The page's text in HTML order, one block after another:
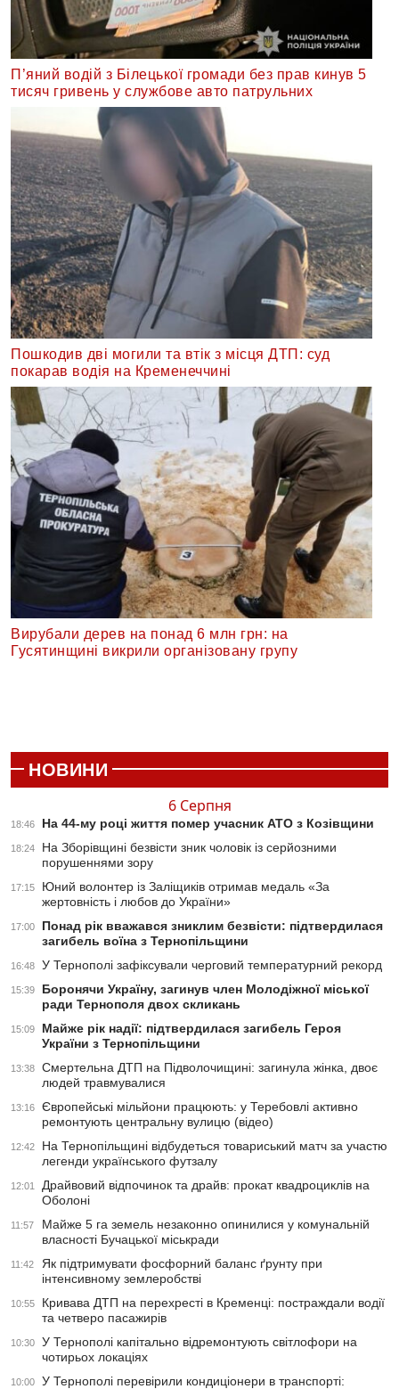
П’яний водій з Білецької громади без прав кинув 5
тисяч гривень у службове авто патрульних
Пошкодив дві могили та втік з місця ДТП: суд
покарав водія на Кременеччині
Вирубали дерев на понад 6 млн грн: на
Гусятинщині викрили організовану групу
НОВИНИ
6 Серпня
18:46 На 44-му році життя помер учасник АТО з Козівщини
18:24
На Зборівщині безвісти зник чоловік із серйозними
порушеннями зору
17:15
Юний волонтер із Заліщиків отримав медаль «За
жертовність і любов до України»
17:00
Понад рік вважався зниклим безвісти: підтвердилася
загибель воїна з Тернопільщини
16:48 У Тернополі зафіксували черговий температурний рекорд
15:39
Боронячи Україну, загинув член Молодіжної міської
ради Тернополя двох скликань
15:09
Майже рік надії: підтвердилася загибель Героя
України з Тернопільщини
13:38
Смертельна ДТП на Підволочищині: загинула жінка, двоє
людей травмувалися
13:16
Європейські мільйони працюють: у Теребовлі активно
ремонтують центральну вулицю (відео)
12:42
На Тернопільщині відбудеться товариський матч за участю
легенди українського футзалу
12:01
Драйвовий відпочинок та драйв: прокат квадроциклів на
Оболоні
11:57
Майже 5 га земель незаконно опинилися у комунальній
власності Бучацької міськради
11:42
Як підтримувати фосфорний баланс ґрунту при
інтенсивному землеробстві
10:55
Кривава ДТП на перехресті в Кременці: постраждали водії
та четверо пасажирів
10:30
У Тернополі капітально відремонтують світлофори на
чотирьох локаціях
10:00 У Тернополі перевірили кондиціонери в транспорті: